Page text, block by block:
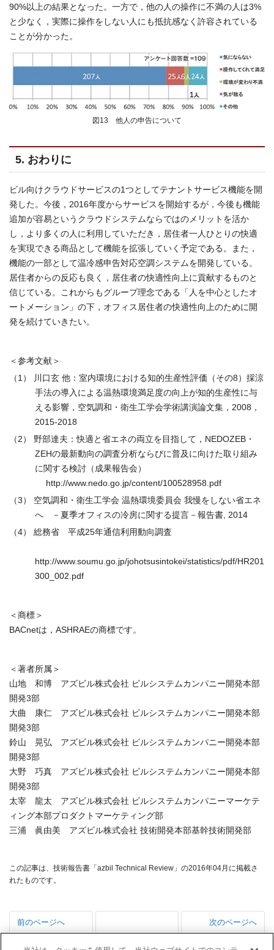
90%以上の結果となった。一方で，他の人の操作に不満の人は3%
と少なく，実際に操作をしない人にも抵抗感なく許容されている
ことが分かった。
図13 他人の申告について
5. おわりに
ビル向けクラウドサービスの1つとしてテナントサービス機能を開
発した。今後，2016年度からサービスを開始するが，今後も機能
追加が容易というクラウドシステムならではのメリットを活か
し，より多くの人に利用していただき，居住者一人ひとりの快適
を実現できる商品として機能を拡張していく予定である。また，
機能の一部として温冷感申告対応空調システムを開発している。
居住者からの反応も良く，居住者の快適性向上に貢献するものと
信じている。これからもグループ理念である「人を中心としたオ
ートメーション」の下，オフィス居住者の快適性向上のために開
発を続けていきたい。
＜参考文献＞
（1） 川口玄 他：室内環境における知的生産性評価（その8）採涼
手法の導入による温熱環境満足度の向上が知的生産性に与
える影響，空気調和・衛生工学会学術講演論文集，2008，
2015-2018
（2） 野部達夫：快適と省エネの両立を目指して，NEDOZEB・
ZEHの最新動向の調査分析ならびに普及に向けた取り組み
に関する検討（成果報告会）
http://www.nedo.go.jp/content/100528958.pdf
（3） 空気調和・衛生工学会 温熱環境委員会 我慢をしない省エネ
へ －夏季オフィスの冷房に関する提言－報告書, 2014
（4） 総務省 平成25年通信利用動向調査
http://www.soumu.go.jp/johotsusintokei/statistics/pdf/HR201
300_002.pdf
＜商標＞
BACnetは，ASHRAEの商標です。
＜著者所属＞
山地 和博 アズビル株式会社 ビルシステムカンパニー開発本部
開発3部
大曲 康仁 アズビル株式会社 ビルシステムカンパニー開発本部
開発3部
鈴山 晃弘 アズビル株式会社 ビルシステムカンパニー開発本部
開発3部
大野 巧真 アズビル株式会社 ビルシステムカンパニー開発本部
開発3部
太宰 龍太 アズビル株式会社 ビルシステムカンパニーマーケテ
ィング本部プロダクトマーケティング部
三浦 眞由美 アズビル株式会社 技術開発本部基幹技術開発部
この記事は、技術報告書「azbil Technical Review」の2016年04月に掲載さ
れたものです。
前のページへ
ビル管理業務の
次のページへ
中小規模オフィ